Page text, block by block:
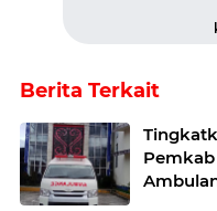
Berita Terkait